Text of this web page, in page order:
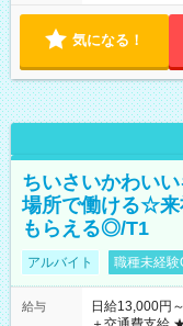
気になる！
ちいさいかわい
場所で働ける☆来
もらえる◎/T1
アルバイト 職種未経験
給与
日給13,000円～